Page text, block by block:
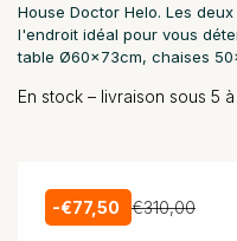
House Doctor Helo. Les
l'endroit idéal pour vous
table Ø60x73cm, chaises
En stock – livraison sous 5
-€77,50 €310,00